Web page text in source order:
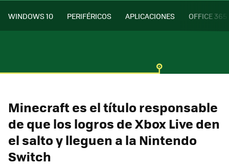
WINDOWS 10 PERIFÉRICOS APLICACIONES OFFICE 365
Minecraft es el título responsable
de que los logros de Xbox Live den
el salto y lleguen a la Nintendo
Switch